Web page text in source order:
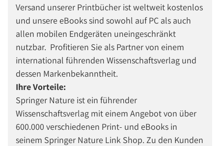
Versand unserer Printbücher ist weltweit kostenlos
und unsere eBooks sind sowohl auf PC als auch
allen mobilen Endgeräten uneingeschränkt
nutzbar. Profitieren Sie als Partner von einem
international führenden Wissenschaftsverlag und
dessen Markenbekanntheit.
Ihre Vorteile:
Springer Nature ist ein führender
Wissenschaftsverlag mit einem Angebot von über
600.000 verschiedenen Print- und eBooks in
seinem Springer Nature Link Shop. Zu den Kunden